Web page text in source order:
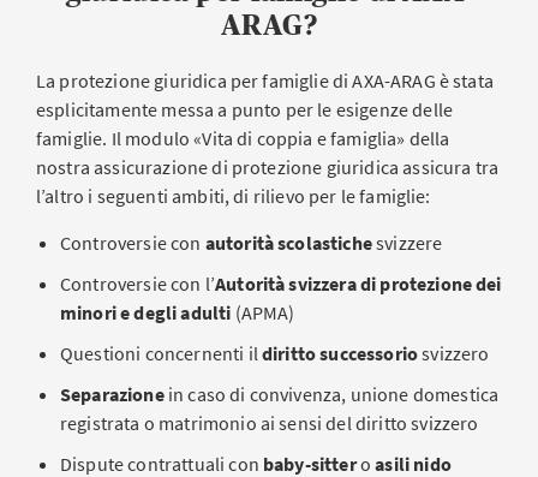
ARAG?
La protezione giuridica per famiglie di AXA-ARAG è stata
esplicitamente messa a punto per le esigenze delle
famiglie. Il modulo «Vita di coppia e famiglia» della
nostra assicurazione di protezione giuridica assicura tra
l’altro i seguenti ambiti, di rilievo per le famiglie:
Controversie con autorità scolastichesvizzere
Controversie con l’Autorità svizzera di protezione dei
minori e degli adulti (APMA)
Questioni concernenti ildiritto successoriosvizzero
Separazione in caso di convivenza, unione domestica
registrata o matrimonio ai sensi del diritto svizzero
Dispute contrattuali con baby-sitteroasili nido